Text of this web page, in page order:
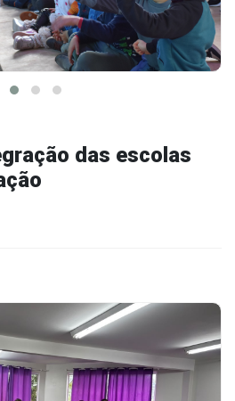
das escolas